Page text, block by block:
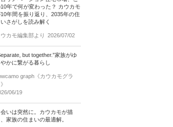
年で何が変わった？ カウカモ
年間を振り返り、2035年の住
いさがしを読み解く
カモ編集部より 2026/07/02
but together.”家族がゆ
やかに繋がる暮らし
graph《カウカモグラ
06/19
いは突然に。カウカモが描
、家族の住まいの最適解。